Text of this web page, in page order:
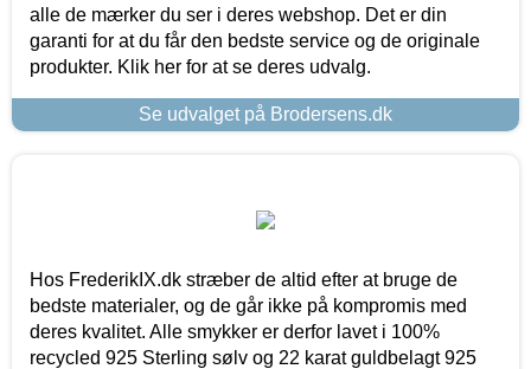
alle de mærker du ser i deres webshop. Det er din
garanti for at du får den bedste service og de originale
produkter. Klik her for at se deres udvalg.
Se udvalget på Brodersens.dk
Hos FrederikIX.dk stræber de altid efter at bruge de
bedste materialer, og de går ikke på kompromis med
deres kvalitet. Alle smykker er derfor lavet i 100%
recycled 925 Sterling sølv og 22 karat guldbelagt 925